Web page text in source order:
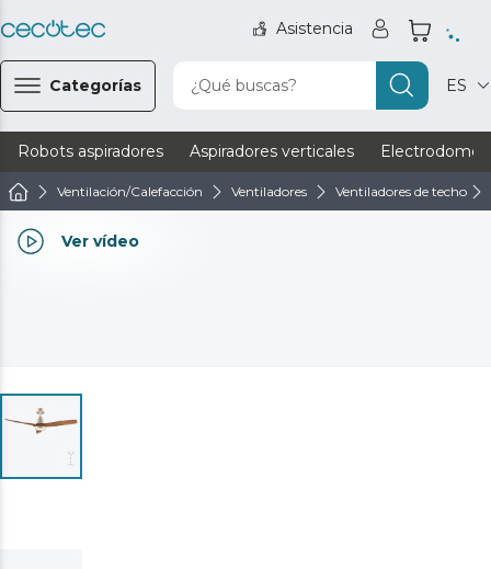
Asistencia
Categorías ¿Qué buscas? ES
Robots aspiradores Aspiradores verticales
Ventilación/Calefacción Ventiladores Ventiladores de techo
Ver vídeo